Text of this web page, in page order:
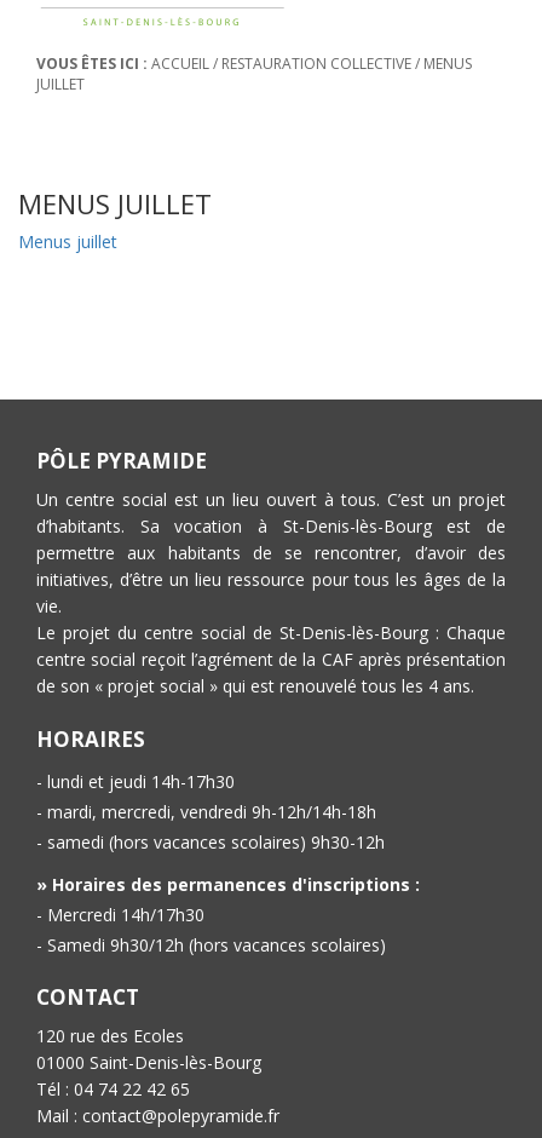
VOUS ÊTES ICI : ACCUEIL/ RESTAURATION COLLECTIVE/ MENUS
JUILLET
MENUS JUILLET
Menus juillet
PÔLE PYRAMIDE
Un centre social est un lieu ouvert à tous. C’est un projet
d’habitants. Sa vocation à St-Denis-lès-Bourg est de
permettre aux habitants de se rencontrer, d’avoir des
initiatives, d’être un lieu ressource pour tous les âges de la
vie.
Le projet du centre social de St-Denis-lès-Bourg : Chaque
centre social reçoit l’agrément de la CAF après présentation
de son « projet social » qui est renouvelé tous les 4 ans.
HORAIRES
- lundi et jeudi 14h-17h30
- mardi, mercredi, vendredi 9h-12h/14h-18h
- samedi (hors vacances scolaires) 9h30-12h
» Horaires des permanences d'inscriptions :
- Mercredi 14h/17h30
- Samedi 9h30/12h (hors vacances scolaires)
CONTACT
120 rue des Ecoles
01000 Saint-Denis-lès-Bourg
Tél : 04 74 22 42 65
Mail : contact@polepyramide.fr